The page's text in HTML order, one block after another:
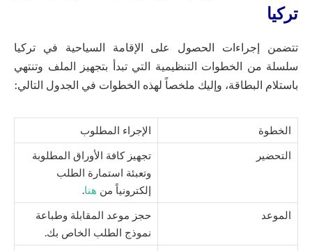
تركيا
تتضمن إجراءات الحصول على الإقامة السياحية في تركيا
سلسلة من الخطوات التنظيمية التي تبدأ بتجهيز الملف وتنتهي
باستلام البطاقة، وإليك ملخصاً لهذه الخطوات في الجدول التالي:
الخطوة الإجراء المطلوب
التحضير
تجهيز كافة الأوراق المطلوبة
وتعبئة استمارة الطلب
إلكترونياً من هنا.
الموعد
حجز موعد المقابلة وطباعة
نموذج الطلب الخاص بك.